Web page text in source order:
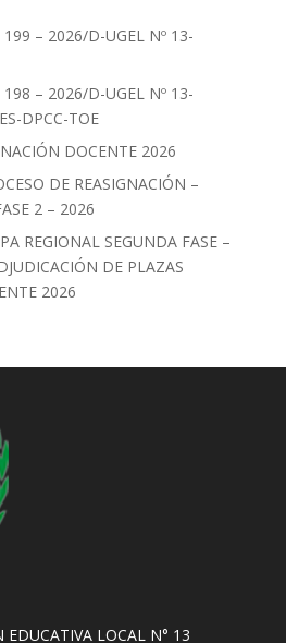
– 2026/D-UGEL Nº 13-
– 2026/D-UGEL Nº 13-
DPCC-TOE
DOCENTE 2026
DE REASIGNACIÓN –
2 – 2026
REGIONAL SEGUNDA FASE –
DE PLAZAS
2026
LOCAL N° 13